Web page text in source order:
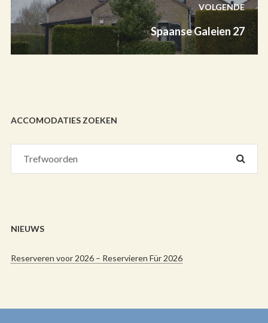
VOLGENDE
Spaanse Galeien 27
ACCOMODATIES ZOEKEN
NIEUWS
Reserveren voor 2026 – Reservieren Für 2026